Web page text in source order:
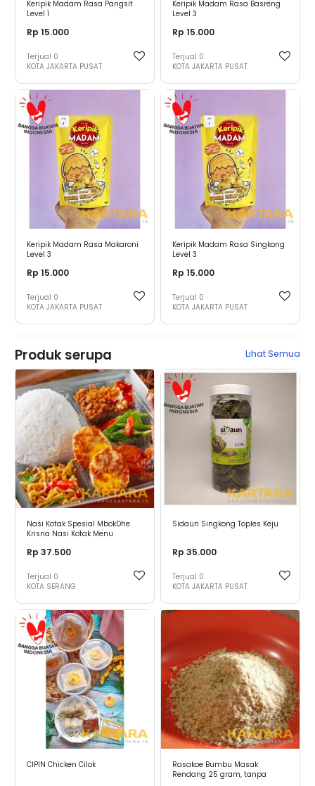
Keripik Madam Rasa Pangsit
Level 1
Rp 15.000
Terjual 0
KOTA JAKARTA PUSAT
Keripik Madam Rasa Basreng
Level 3
Rp 15.000
Terjual 0
KOTA JAKARTA PUSAT
Keripik Madam Rasa Makaroni
Level 3
Rp 15.000
Terjual 0
KOTA JAKARTA PUSAT
Keripik Madam Rasa Singkong
Level 3
Rp 15.000
Terjual 0
KOTA JAKARTA PUSAT
Produk serupa Lihat Semua
Nasi Kotak Spesial MbokDhe
Krisna Nasi Kotak Menu
Rp 37.500
Terjual 0
KOTA SERANG
Sidaun Singkong Toples Keju
Rp 35.000
Terjual 0
KOTA JAKARTA PUSAT
CIPIN Chicken Cilok
Rasakoe Bumbu Masak
Rendang 25 gram, tanpa